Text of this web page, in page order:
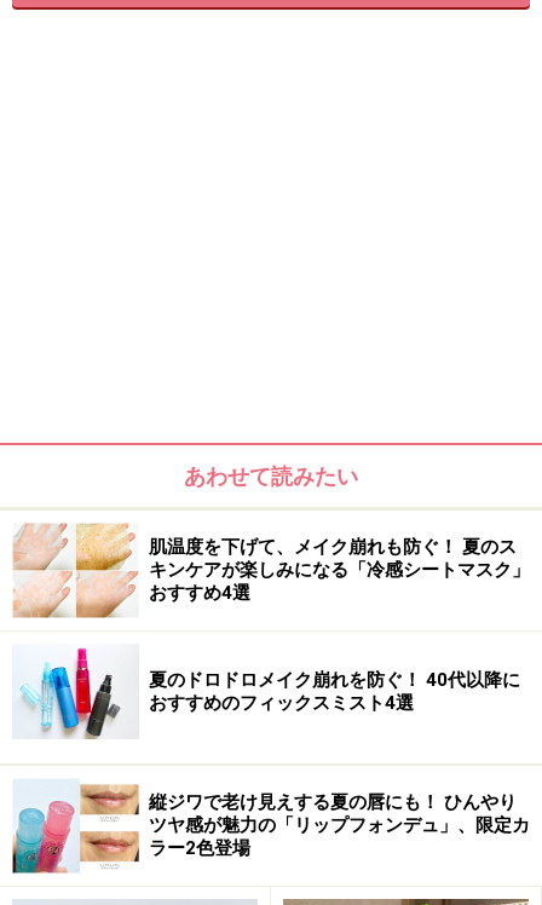
キュートなパッケージと使いやすさも魅力
ー層がひと塗りでみずみずしい発色を与え、オイル層が
唇をやさしくコーティングすることで、乾燥を防ぎなが
らつけたての美しさを長時間キープしてくれます。セラ
ミドやポリペプチドなどの保湿・整肌成分が配合されて
いるため、ベタつきにくく軽やかなつけ心地なのに、テ
ィント特有のパサつきも気になりません。
また、唇にピタッとフィットするアプリケーターで、ひ
と塗りでもムラなくきれいに仕上がります。口角など細
イクできます。
さらに、思わず人に見せたくなるほどキュートなパッケ
ージもポイントです。音楽からインスピレーションを受
あわせて読みたい
肌温度を下げて、メイク崩れも防ぐ！ 夏のス
キンケアが楽しみになる「冷感シートマスク」
おすすめ4選
夏のドロドロメイク崩れを防ぐ！ 40代以降に
おすすめのフィックスミスト4選
縦ジワで老け見えする夏の唇にも！ ひんやり
ツヤ感が魅力の「リップフォンデュ」、限定カ
ラー2色登場